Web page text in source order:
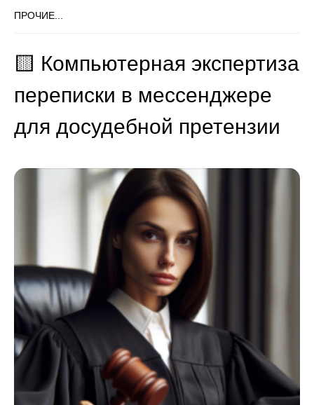
ПРОЧИЕ...
🟨 Компьютерная экспертиза
переписки в мессенджере
для досудебной претензии